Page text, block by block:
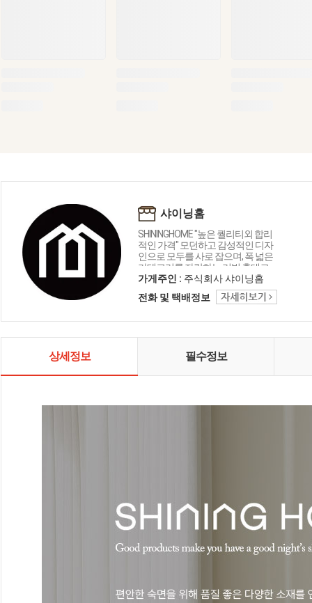
샤이닝홈
SHININGHOME "높은 퀄리티외 합리
적인 가격" 모던하고 감성적인 디자
인으로 모두를 사로 잡으며, 폭 넓은
카테고리를 자랑하는 리빙 홈데코
인테리어 샤이닝홈입니다.
가게주인 : 주식회사 샤이닝홈
전화 및 택배정보
상세정보 필수정보